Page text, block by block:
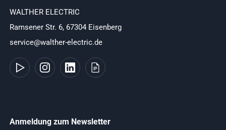
WALTHER ELECTRIC
Ramsener Str. 6, 67304 Eisenberg
service@walther-electric.de
Anmeldung zum Newsletter